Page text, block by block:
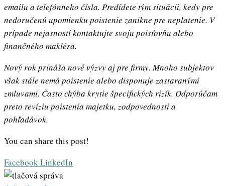
emailu a telefónneho čísla. Predídete tým situácii, kedy pre
nedoručenú upomienku poistenie zanikne pre neplatenie. V
prípade nejasností kontaktujte svoju poisťovňu alebo
finančného makléra.
Nový rok prináša nové výzvy aj pre firmy. Mnoho subjektov
však stále nemá poistenie alebo disponuje zastaranými
zmluvami. Často chýba krytie špecifických rizík. Odporúčam
preto revíziu poistenia majetku, zodpovednosti a
pohľadávok.
You can share this post!
FacebookLinkedIn